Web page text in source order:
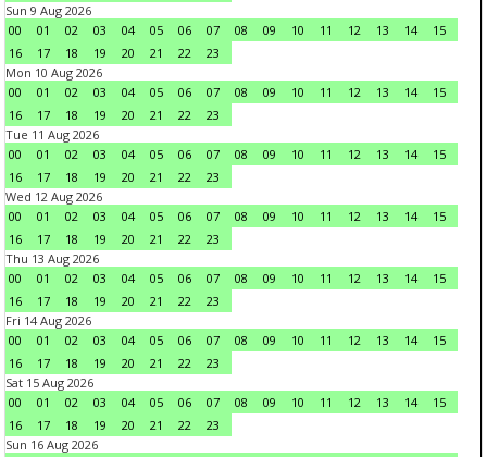
Sun 9 Aug 2026
00
01 02 03 04 05 06 07 08 09 10 11 12 13 14
15
16
17 18 19 20 21 22
23
Mon 10 Aug 2026
00
01 02 03 04 05 06 07 08 09 10 11 12 13 14
15
16
17 18 19 20 21 22
23
Tue 11 Aug 2026
00
01 02 03 04 05 06 07 08 09 10 11 12 13 14
15
16
17 18 19 20 21 22
23
Wed 12 Aug 2026
00
01 02 03 04 05 06 07 08 09 10 11 12 13 14
15
16
17 18 19 20 21 22
23
Thu 13 Aug 2026
00
01 02 03 04 05 06 07 08 09 10 11 12 13 14
15
16
17 18 19 20 21 22
23
Fri 14 Aug 2026
00
01 02 03 04 05 06 07 08 09 10 11 12 13 14
15
16
17 18 19 20 21 22
23
Sat 15 Aug 2026
00
01 02 03 04 05 06 07 08 09 10 11 12 13 14
15
16
17 18 19 20 21 22
23
Sun 16 Aug 2026